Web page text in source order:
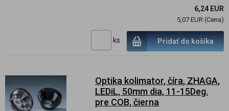
6,24 EUR
5,07 EUR (Cena)
ks Pridať do košíka
Optika kolimator, číra, ZHAGA,
LEDiL, 50mm dia, 11-15Deg.
pre COB, čierna